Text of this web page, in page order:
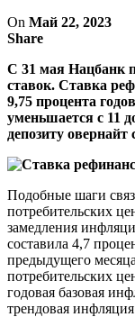
On Май 22, 2023
Share
С 31 мая Нацбанк
ставок. Ставка
9,75 процента
уменьшается с 11
депозиту
Подобные шаги
потребительских
замедления
составила 4,7
предыдущего
потребительских
годовая базовая
трендовая